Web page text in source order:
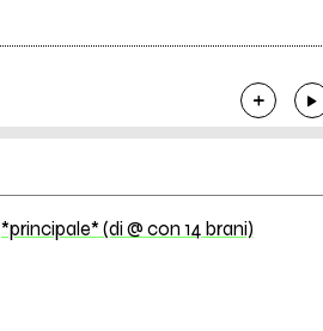
*principale* (di @ con 14 brani)